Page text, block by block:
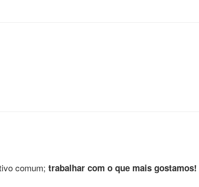
comum; trabalhar com o que mais gostamos!